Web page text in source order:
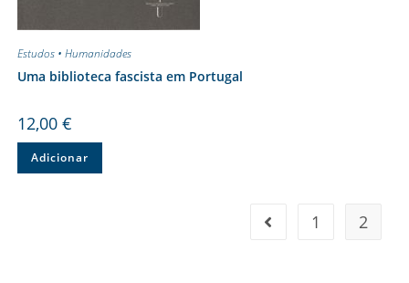
Estudos • Humanidades
Uma biblioteca fascista em Portugal
12,00 €
Adicionar
1 2